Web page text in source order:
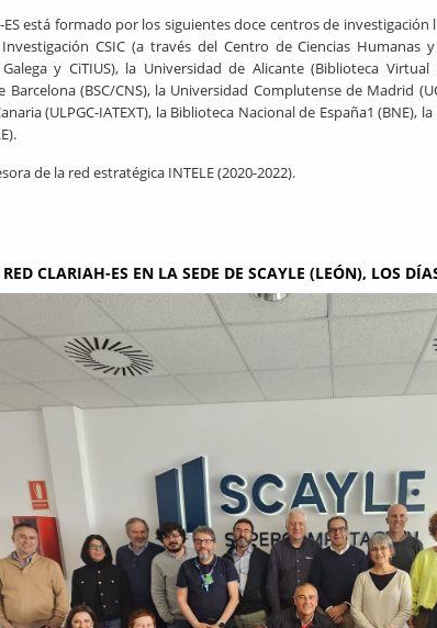
ES está formado por los siguientes doce centros de investigación
CSIC (a través del Centro de Ciencias Humanas
y CiTIUS), la Universidad de Alicante (Biblioteca
(BSC/CNS), la Universidad Complutense de Madrid
(ULPGC-IATEXT), la Biblioteca Nacional de España1
de la red estratégica INTELE (2020-2022).
CLARIAH-ES EN LA SEDE DE SCAYLE (LEÓN), LOS